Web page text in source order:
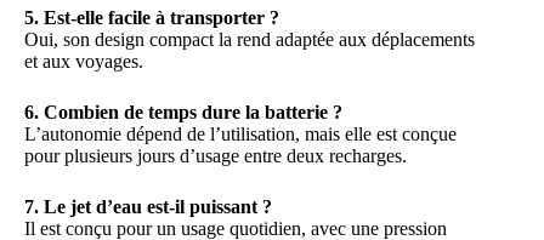
5. Est-elle facile à transporter ?
Oui, son design compact la rend adaptée aux déplacements
et aux voyages.
6. Combien de temps dure la batterie ?
L’autonomie dépend de l’utilisation, mais elle est conçue
pour plusieurs jours d’usage entre deux recharges.
7. Le jet d’eau est-il puissant ?
Il est conçu pour un usage quotidien, avec une pression